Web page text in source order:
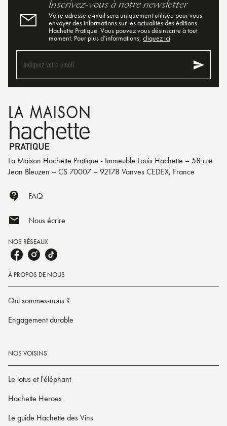
Inscrivez-vous à notre newsletter
Votre adresse e-mail sera uniquement utilisée pour vous
envoyer des informations sur les actualités des éditions
Hachette Pratique. Vous pouvez vous désinscrire à tout
moment. Pour plus d’informations, cliquez ici.
Indiquez votre email send
La Maison Hachette Pratique - Immeuble Louis Hachette – 58 rue
Jean Bleuzen – CS 70007 – 92178 Vanves CEDEX, France
contact_support FAQ
mail Nous écrire
NOS RÉSEAUX
À PROPOS DE NOUS
Qui sommes-nous ?
Engagement durable
NOS VOISINS
Le lotus et l'éléphant
Hachette Heroes
Le guide Hachette des Vins